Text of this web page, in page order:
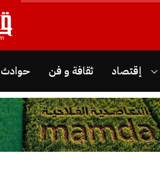
إقتصاد ثقافة و فن حوادث